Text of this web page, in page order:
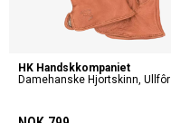
Damehanske Hjortskinn, Ullfôr
HK Handskkompaniet